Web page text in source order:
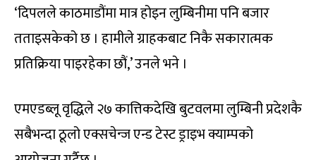
‘दिपलले काठमाडौंमा मात्र होइन लुम्बिनीमा पनि बजार
तताइसकेको छ । हामीले ग्राहकबाट निकै सकारात्मक
प्रतिक्रिया पाइरहेका छौं,’ उनले भने ।
एमएडब्लू वृद्धिले २७ कात्तिकदेखि बुटवलमा लुम्बिनी प्रदेशकै
सबैभन्दा ठूलो एक्सचेन्ज एन्ड टेस्ट ड्राइभ क्याम्पको